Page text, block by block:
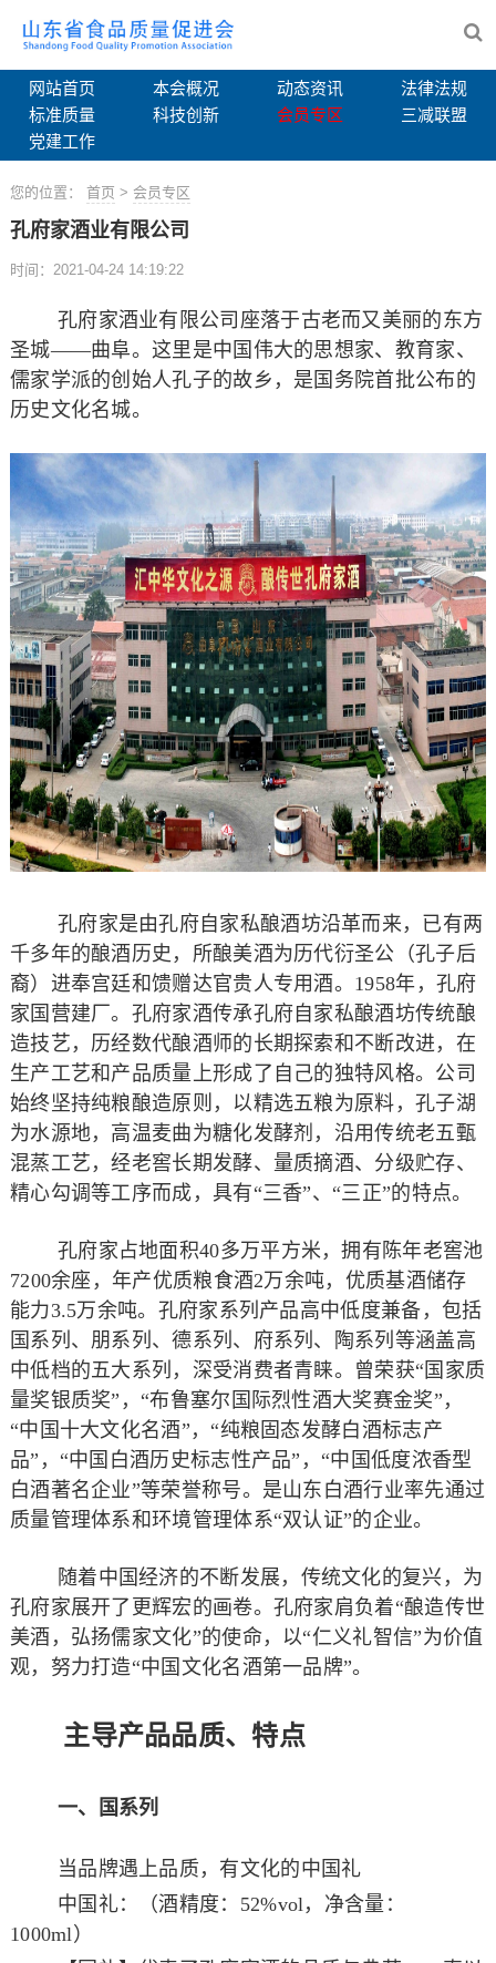
网站首页 本会概况 动态资讯
法律法规
标准质量
科技创新 会员专区
三减联盟
党建工作
您的位置： 首页 > 会员专区
孔府家酒业有限公司
时间：2021-04-24 14:19:22
孔府家酒业有限公司座落于古老而又美丽的东方
圣城——曲阜。这里是中国伟大的思想家、教育家、
儒家学派的创始人孔子的故乡，是国务院首批公布的
历史文化名城。
孔府家是由孔府自家私酿酒坊沿革而来，已有两
千多年的酿酒历史，所酿美酒为历代衍圣公（孔子后
裔）进奉宫廷和馈赠达官贵人专用酒。1958年，孔府
家国营建厂。孔府家酒传承孔府自家私酿酒坊传统酿
造技艺，历经数代酿酒师的长期探索和不断改进，在
生产工艺和产品质量上形成了自己的独特风格。公司
始终坚持纯粮酿造原则，以精选五粮为原料，孔子湖
为水源地，高温麦曲为糖化发酵剂，沿用传统老五甄
混蒸工艺，经老窖长期发酵、量质摘酒、分级贮存、
精心勾调等工序而成，具有“三香”、“三正”的特点。
孔府家占地面积40多万平方米，拥有陈年老窖池
7200余座，年产优质粮食酒2万余吨，优质基酒储存
能力3.5万余吨。孔府家系列产品高中低度兼备，包括
国系列、朋系列、德系列、府系列、陶系列等涵盖高
中低档的五大系列，深受消费者青睐。曾荣获“国家质
量奖银质奖”，“布鲁塞尔国际烈性酒大奖赛金奖”，
“中国十大文化名酒”，“纯粮固态发酵白酒标志产
品”，“中国白酒历史标志性产品”，“中国低度浓香型
白酒著名企业”等荣誉称号。是山东白酒行业率先通过
质量管理体系和环境管理体系“双认证”的企业。
随着中国经济的不断发展，传统文化的复兴，为
孔府家展开了更辉宏的画卷。孔府家肩负着“酿造传世
美酒，弘扬儒家文化”的使命，以“仁义礼智信”为价值
观，努力打造“中国文化名酒第一品牌”。
主导产品品质、特点
一、国系列
当品牌遇上品质，有文化的中国礼
中国礼：（酒精度：52%vol，净含量：
1000ml）